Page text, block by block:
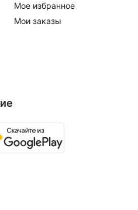
Мое избранное
Мои заказы